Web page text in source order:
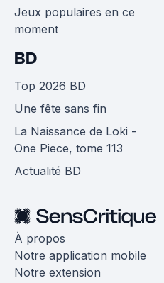
Jeux populaires en ce
moment
BD
Top 2026 BD
Une fête sans fin
La Naissance de Loki -
One Piece, tome 113
Actualité BD
À propos
Notre application mobile
Notre extension